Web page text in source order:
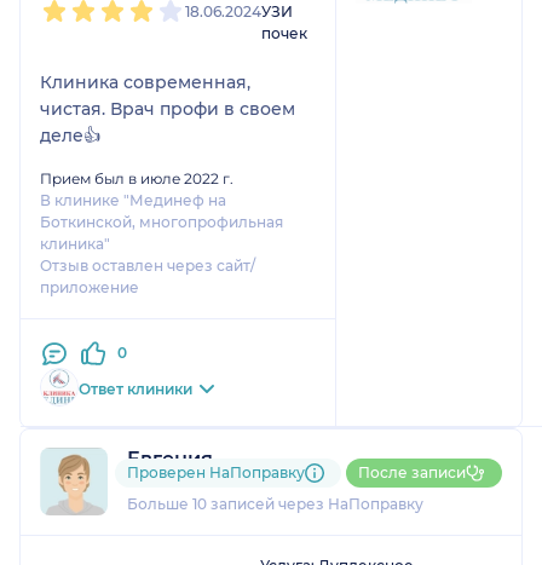
18.06.2024УЗИ
почек
Клиника современная,
чистая. Врач профи в своем
деле👍
Прием был в июле 2022 г.
В клинике "Мединеф на
Боткинской, многопрофильная
клиника"
Отзыв оставлен через сайт/
приложение
0
Ответ клиники
Евгения
4 отзываи1 оценка
Больше 10 записей через НаПоправку
Проверен НаПоправку После записи